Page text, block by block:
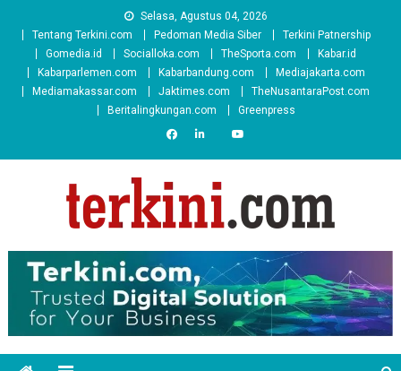
Selasa, Agustus 04, 2026
Tentang Terkini.com
Pedoman Media Siber
Terkini Patnership
Gomedia.id
Socialloka.com TheSporta.com
Kabar.id
Kabarparlemen.com
Kabarbandung.com
Mediajakarta.com
Mediamakassar.com
Jaktimes.com
TheNusantaraPost.com
Beritalingkungan.com
Greenpress